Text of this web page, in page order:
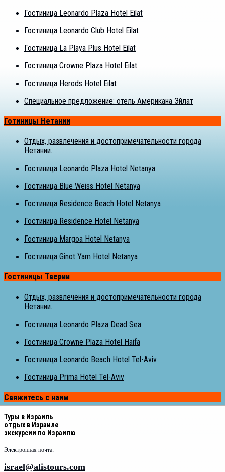
Гостиница Leonardo Plaza Hotel Eilat
Гостиница Leonardo Club Hotel Eilat
Гостиница La Playa Plus Hotel Eilat
Гостиница Crowne Plaza Hotel Eilat
Гостиница Herods Hotel Eilat
Специальное предложение: отель Американа Эйлат
Готиницы Нетании
Отдых, развлечения и достопримечательности города
Нетании.
Гостиница Leonardo Plaza Hotel Netanya
Гостиница Blue Weiss Hotel Netanya
Гостиница Residence Beach Hotel Netanya
Гостиница Residence Hotel Netanya
Гостиница Margoa Hotel Netanya
Гостиница Ginot Yam Hotel Netanya
Гостиницы Тверии
Отдых, развлечения и достопримечательности города
Нетании.
Гостиница Leonardo Plaza Dead Sea
Гостиница Crowne Plaza Hotel Haifa
Гостиница Leonardo Beach Hotel Tel-Aviv
Гостиница Prima Hotel Tel-Aviv
Свяжитесь с наим
Туры в Израиль
отдых в Израиле
экскурсии по Израилю
Электронная почта:
israel@alistours.com